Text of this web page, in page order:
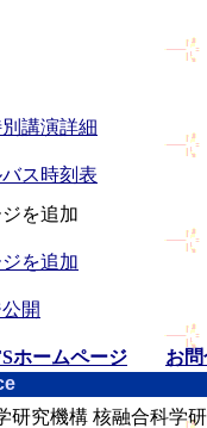
講演詳細
ス時刻表
を追加
を追加
開
ホームページ
お
研究機構 核融合科学